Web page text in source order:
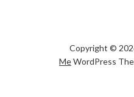
Copyright ©
MeWordPress